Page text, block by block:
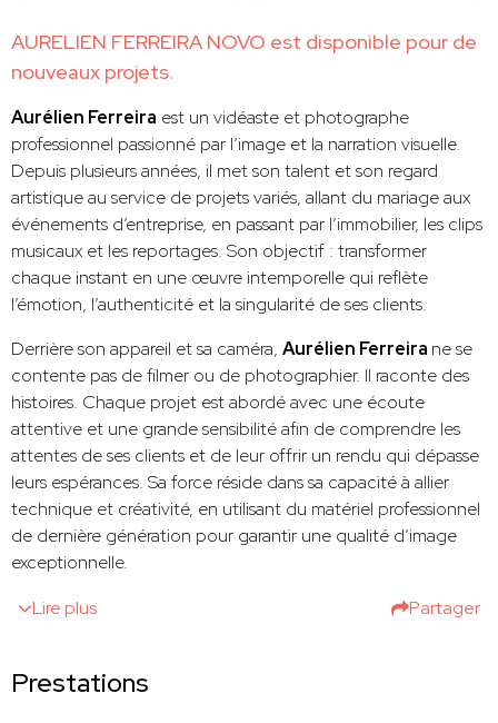
AURELIEN FERREIRA NOVO est disponible pour de
nouveaux projets.
Aurélien Ferreira est un vidéaste et photographe
professionnel passionné par l’image et la narration visuelle.
Depuis plusieurs années, il met son talent et son regard
artistique au service de projets variés, allant du mariage aux
événements d’entreprise, en passant par l’immobilier, les clips
musicaux et les reportages. Son objectif : transformer
chaque instant en une œuvre intemporelle qui reflète
l’émotion, l’authenticité et la singularité de ses clients.
Derrière son appareil et sa caméra, Aurélien Ferreira ne se
contente pas de filmer ou de photographier. Il raconte des
histoires. Chaque projet est abordé avec une écoute
attentive et une grande sensibilité afin de comprendre les
attentes de ses clients et de leur offrir un rendu qui dépasse
leurs espérances. Sa force réside dans sa capacité à allier
technique et créativité, en utilisant du matériel professionnel
de dernière génération pour garantir une qualité d’image
exceptionnelle.
Lire plus
Partager
Prestations